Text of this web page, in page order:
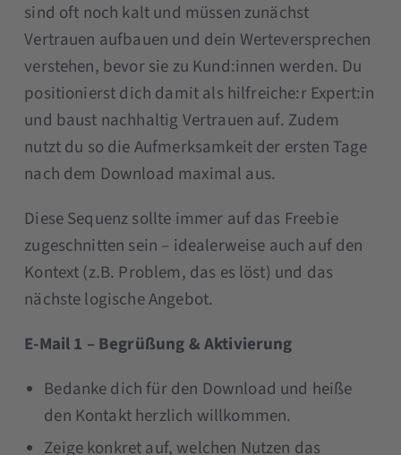
sind oft noch kalt und müssen zunächst
Vertrauen aufbauen und dein Werteversprechen
verstehen, bevor sie zu Kund:innen werden. Du
positionierst dich damit als hilfreiche:r Expert:in
und baust nachhaltig Vertrauen auf. Zudem
nutzt du so die Aufmerksamkeit der ersten Tage
nach dem Download maximal aus.
Diese Sequenz sollte immer auf das Freebie
zugeschnitten sein – idealerweise auch auf den
Kontext (z.B. Problem, das es löst) und das
nächste logische Angebot.
E-Mail 1 – Begrüßung & Aktivierung
Bedanke dich für den Download und heiße
den Kontakt herzlich willkommen.
Zeige konkret auf, welchen Nutzen das